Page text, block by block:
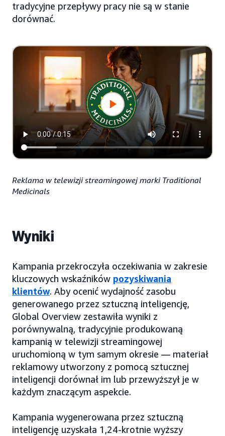
tradycyjne przepływy pracy nie są w stanie
dorównać.
Reklama w telewizji streamingowej marki Traditional
Medicinals
Wyniki
Kampania przekroczyła oczekiwania w zakresie
kluczowych wskaźników pozyskiwania
klientów. Aby ocenić wydajność zasobu
generowanego przez sztuczną inteligencję,
Global Overview zestawiła wyniki z
porównywalną, tradycyjnie produkowaną
kampanią w telewizji streamingowej
uruchomioną w tym samym okresie — materiał
reklamowy utworzony z pomocą sztucznej
inteligencji dorównał im lub przewyższył je w
każdym znaczącym aspekcie.
Kampania wygenerowana przez sztuczną
inteligencję uzyskała 1,24-krotnie wyższy